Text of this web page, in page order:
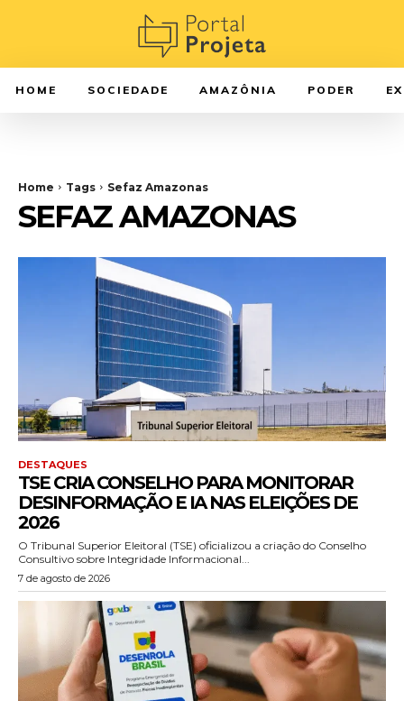
HOME SOCIEDADE AMAZÔNIA PODER
Home Tags Sefaz Amazonas
SEFAZ AMAZONAS
DESTAQUES
TSE CRIA CONSELHO PARA MONITORAR
DESINFORMAÇÃO E IA NAS ELEIÇÕES DE
2026
O Tribunal Superior Eleitoral (TSE) oficializou a criação do Conselho
Consultivo sobre Integridade Informacional...
7 de agosto de 2026